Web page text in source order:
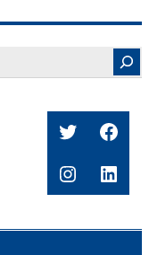
Twitter